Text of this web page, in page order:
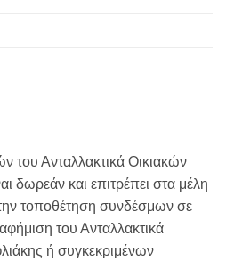
του Ανταλλακτικά Οικιακών
δωρεάν και επιτρέπει στα μέλη
τοποθέτηση συνδέσμων σε
του Ανταλλακτικά
ή συγκεκριμένων